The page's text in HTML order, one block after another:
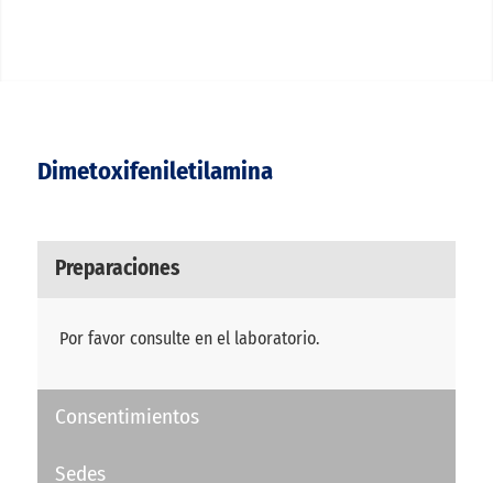
Dimetoxifeniletilamina
Preparaciones
Por favor consulte en el laboratorio.
Consentimientos
Sedes